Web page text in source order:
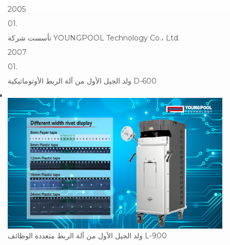
2005
01.
تأسست شركة YOUNGPOOL Technology Co.، Ltd.
2007
01.
ولد الجيل الأول من آلة الربط الأوتوماتيكية D-600
ولد الجيل الأول من آلة الربط متعددة الوظائف L-900